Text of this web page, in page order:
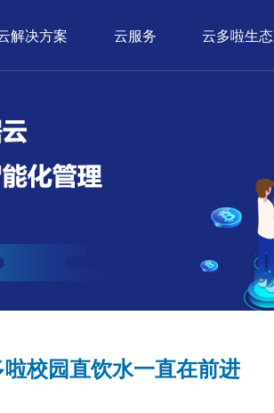
解决方案 云服务 云多啦生态
校园直饮水一直在前进